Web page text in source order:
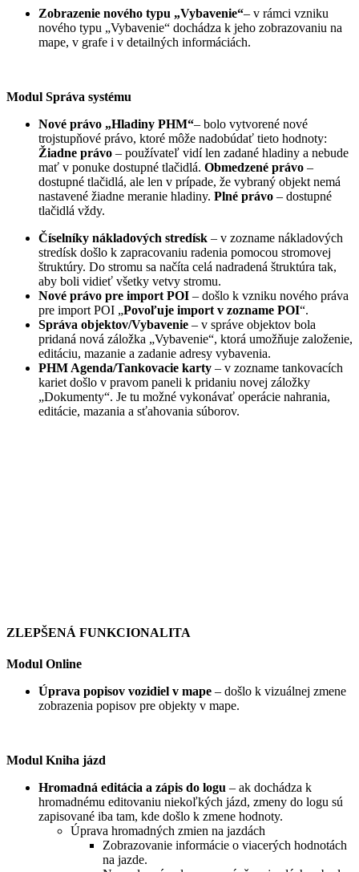
Zobrazenie nového typu „Vybavenie“– v rámci vzniku
nového typu „Vybavenie“ dochádza k jeho zobrazovaniu na
mape, v grafe i v detailných informáciách.
Modul Správa systému
Nové právo „Hladiny PHM“– bolo vytvorené nové
trojstupňové právo, ktoré môže nadobúdať tieto hodnoty:
Žiadne právo – používateľ vidí len zadané hladiny a nebude
mať v ponuke dostupné tlačidlá. Obmedzené právo –
dostupné tlačidlá, ale len v prípade, že vybraný objekt nemá
nastavené žiadne meranie hladiny. Plné právo – dostupné
tlačidlá vždy.
Číselníky nákladových stredísk – v zozname nákladových
stredísk došlo k zapracovaniu radenia pomocou stromovej
štruktúry. Do stromu sa načíta celá nadradená štruktúra tak,
aby boli vidieť všetky vetvy stromu.
Nové právo pre import POI – došlo k vzniku nového práva
pre import POI „Povoľuje import v zozname POI“.
Správa objektov/Vybavenie – v správe objektov bola
pridaná nová záložka „Vybavenie“, ktorá umožňuje založenie,
editáciu, mazanie a zadanie adresy vybavenia.
PHM Agenda/Tankovacie karty – v zozname tankovacích
kariet došlo v pravom paneli k pridaniu novej záložky
„Dokumenty“. Je tu možné vykonávať operácie nahrania,
editácie, mazania a sťahovania súborov.
ZLEPŠENÁ FUNKCIONALITA
Modul Online
Úprava popisov vozidiel v mape – došlo k vizuálnej zmene
zobrazenia popisov pre objekty v mape.
Modul Kniha jázd
Hromadná editácia a zápis do logu – ak dochádza k
hromadnému editovaniu niekoľkých jázd, zmeny do logu sú
zapisované iba tam, kde došlo k zmene hodnoty.
Úprava hromadných zmien na jazdách
Zobrazovanie informácie o viacerých hodnotách
na jazde.